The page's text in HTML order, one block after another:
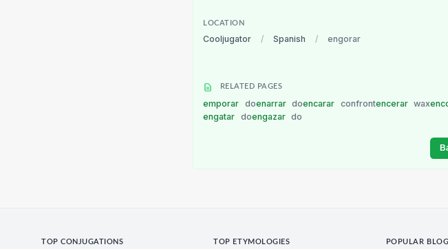
LOCATION
Cooljugator / Spanish / engorar
RELATED PAGES
emporar doenarrar doencarar confrontencerar wax
engatar doengazar do
TOP CONJUGATIONS TOP ETYMOLOGIES POPULAR